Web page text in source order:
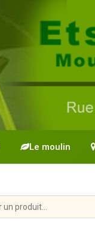
Le moulin